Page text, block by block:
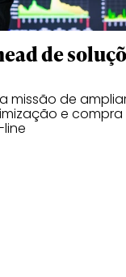
de
missão de
e compra